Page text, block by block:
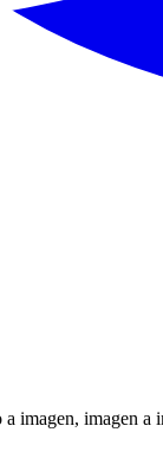
imagen, imagen a